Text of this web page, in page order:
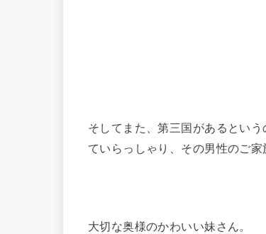
そしてまた、第三国があるとい
ていらっしゃり、その男性のご
大切な奥様のかわいい妹さん。